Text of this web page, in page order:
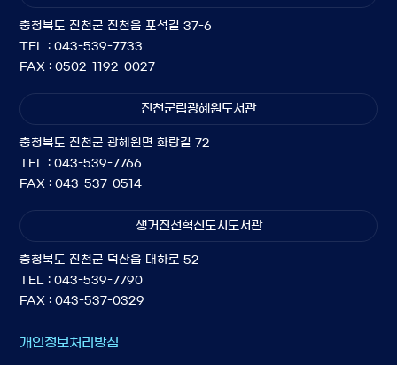
충청북도 진천군 진천읍 포석길 37-6
TEL : 043-539-7733
FAX : 0502-1192-0027
진천군립광혜원도서관
충청북도 진천군 광혜원면 화랑길 72
TEL : 043-539-7766
FAX : 043-537-0514
생거진천혁신도시도서관
충청북도 진천군 덕산읍 대하로 52
TEL : 043-539-7790
FAX : 043-537-0329
개인정보처리방침